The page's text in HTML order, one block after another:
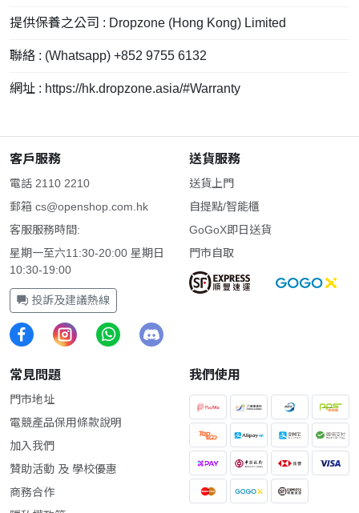
提供保養之公司 : Dropzone (Hong Kong) Limited
聯絡 : (Whatsapp) +852 9755 6132
網址 : https://hk.dropzone.asia/#Warranty
客戶服務
電話 2110 2210
郵箱 cs@openshop.com.hk
客服服務時間:
星期一至六11:30-20:00 星期日
10:30-19:00
投訴及建議熱線
送貨服務
送貨上門
自提點/智能櫃
GoGoX即日送貨
門市自取
常見問題
門市地址
電競產品保用條款說明
加入我們
贊助活動 及 學校優惠
商務合作
我們使用